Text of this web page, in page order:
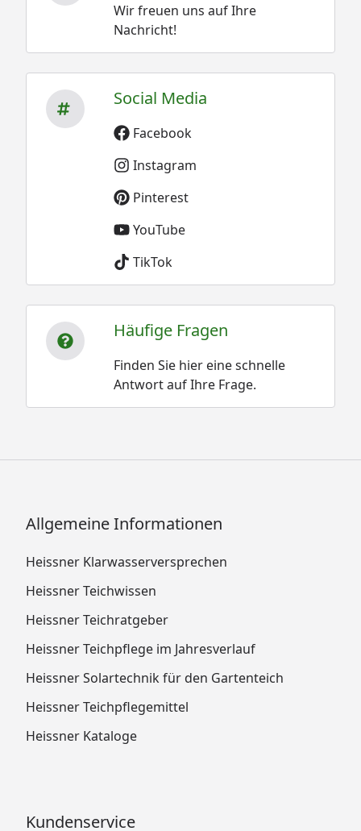
Wir freuen uns auf Ihre
Nachricht!
Social Media
Facebook
Instagram
Pinterest
YouTube
TikTok
Häufige Fragen
Finden Sie hier eine schnelle
Antwort auf Ihre Frage.
Allgemeine Informationen
Heissner Klarwasserversprechen
Heissner Teichwissen
Heissner Teichratgeber
Heissner Teichpflege im Jahresverlauf
Heissner Solartechnik für den Gartenteich
Heissner Teichpflegemittel
Heissner Kataloge
Kundenservice